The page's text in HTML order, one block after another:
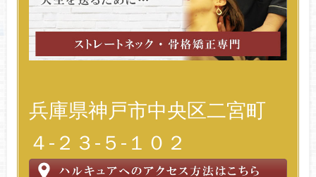
兵庫県神戸市中央区二宮町
４-２３-５-１０２